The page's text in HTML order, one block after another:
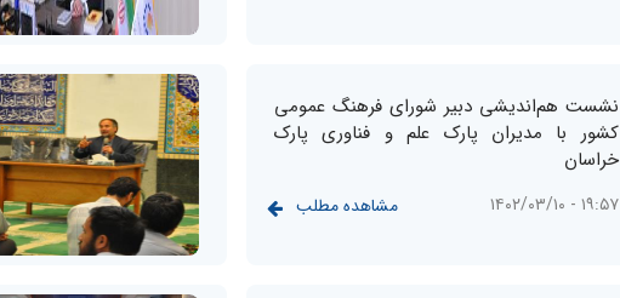
نشست هم‌اندیشی دبیر شورای فرهنگ عمومی
کشور با مدیران پارک علم و فناوری پارک
خراسان
۱۹:۵۷ - ۱۴۰۲/۰۳/۱۰ مشاهده مطلب